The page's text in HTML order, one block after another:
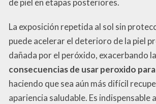
de piel en etapas posteriores.
La exposición repetida al sol sin
puede acelerar el deterioro de la piel
dañada por el peróxido, exacerbando
consecuencias de usar peroxido
haciendo que sea aún más difícil
apariencia saludable. Es indispensable